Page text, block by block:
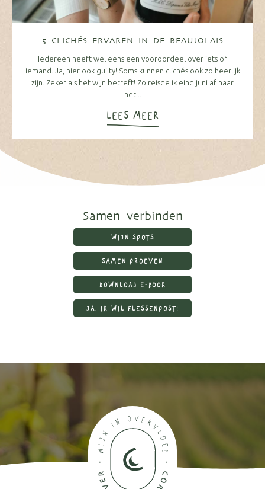
5 CLICHÉS ERVAREN IN DE BEAUJOLAIS
Iedereen heeft wel eens een vooroordeel over iets of
iemand. Ja, hier ook guilty! Soms kunnen clichés ook zo heerlijk
zijn. Zeker als het wijn betreft! Zo reisde ik eind juni af naar
het...
LEES MEER
Samen verbinden
WIJN SPOTS
SAMEN PROEVEN
DOWNLOAD E-BOOK
JA, IK WIL FLESSENPOST!